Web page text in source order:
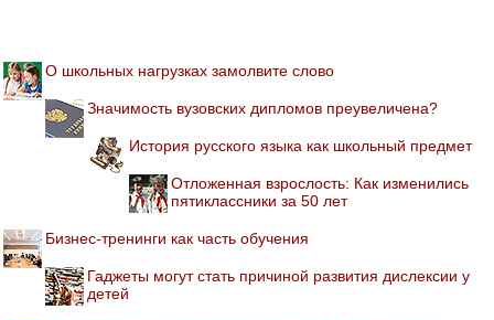
О школьных нагрузках замолвите слово
Значимость вузовских дипломов преувеличена?
История русского языка как школьный предмет
Отложенная взрослость: Как изменились
пятиклассники за 50 лет
Бизнес-тренинги как часть обучения
Гаджеты могут стать причиной развития дислексии у
детей